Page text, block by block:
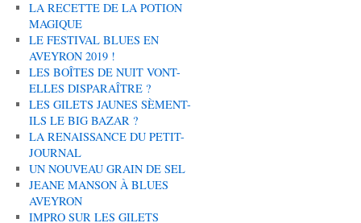
LA RECETTE DE LA POTION
MAGIQUE
LE FESTIVAL BLUES EN
AVEYRON 2019 !
LES BOÎTES DE NUIT VONT-
ELLES DISPARAÎTRE ?
LES GILETS JAUNES SÈMENT-
ILS LE BIG BAZAR ?
LA RENAISSANCE DU PETIT-
JOURNAL
UN NOUVEAU GRAIN DE SEL
JEANE MANSON À BLUES
AVEYRON
IMPRO SUR LES GILETS